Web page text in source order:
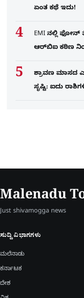
ಏಂತ ಕಥೆ ಇದು!
EMI ನಲ್ಲಿ ಫೋನ್​
ಆರ್‌ಬಿಐ ಕಠಿಣ
ಶ್ರಾವಣ ಮಾಸದ
ಸೃಷ್ಟಿ: ಐದು
Malenadu
Just shivamogga news
ಸುದ್ದಿ ವಿಭಾಗಗಳು
ಮಲೆನಾಡು
ಕರ್ನಾಟಕ
ದೇಶ